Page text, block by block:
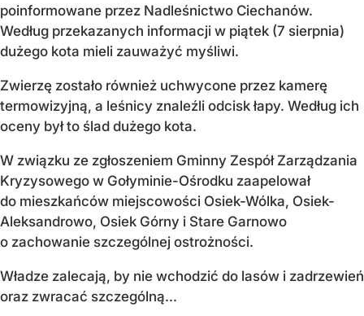
poinformowane przez Nadleśnictwo Ciechanów.
Według przekazanych informacji w piątek (7 sierpnia)
dużego kota mieli zauważyć myśliwi.
Zwierzę zostało również uchwycone przez kamerę
termowizyjną, a leśnicy znaleźli odcisk łapy. Według ich
oceny był to ślad dużego kota.
W związku ze zgłoszeniem Gminny Zespół Zarządzania
Kryzysowego w Gołyminie-Ośrodku zaapelował
do mieszkańców miejscowości Osiek-Wólka, Osiek-
Aleksandrowo, Osiek Górny i Stare Garnowo
o zachowanie szczególnej ostrożności.
Władze zalecają, by nie wchodzić do lasów i zadrzewień
oraz zwracać szczególną...